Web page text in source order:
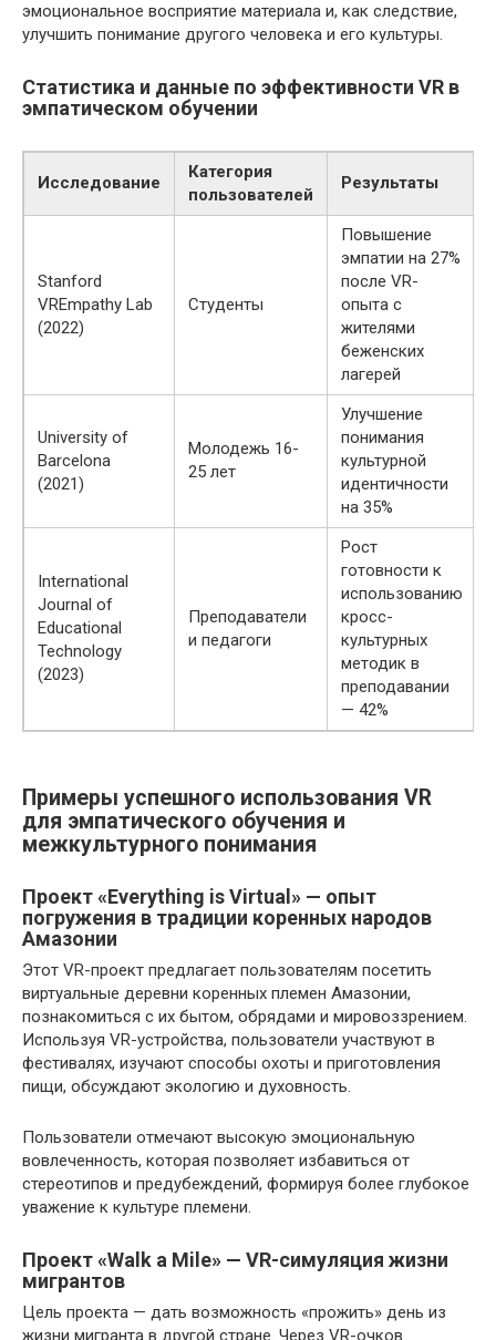
эмоциональное восприятие материала и, как следствие,
улучшить понимание другого человека и его культуры.
Статистика и данные по эффективности VR в
эмпатическом обучении
Исследование
Категория
пользователей
Результаты
Stanford
VREmpathy Lab
(2022)
Студенты
Повышение
эмпатии на 27%
после VR-
опыта с
жителями
беженских
лагерей
University of
Barcelona
(2021)
Молодежь 16-
25 лет
Улучшение
понимания
культурной
идентичности
на 35%
International
Journal of
Educational
Technology
(2023)
Преподаватели
и педагоги
Рост
готовности к
использованию
кросс-
культурных
методик в
преподавании
— 42%
Примеры успешного использования VR
для эмпатического обучения и
межкультурного понимания
Проект «Everything is Virtual» — опыт
погружения в традиции коренных народов
Амазонии
Этот VR-проект предлагает пользователям посетить
виртуальные деревни коренных племен Амазонии,
познакомиться с их бытом, обрядами и мировоззрением.
Используя VR-устройства, пользователи участвуют в
фестивалях, изучают способы охоты и приготовления
пищи, обсуждают экологию и духовность.
Пользователи отмечают высокую эмоциональную
вовлеченность, которая позволяет избавиться от
стереотипов и предубеждений, формируя более глубокое
уважение к культуре племени.
Проект «Walk a Mile» — VR-симуляция жизни
мигрантов
Цель проекта — дать возможность «прожить» день из
жизни мигранта в другой стране. Через VR-очков